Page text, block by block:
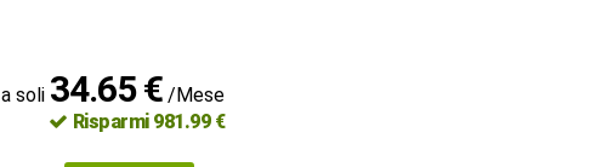
a soli 34.65 € /Mese
Risparmi 981.99 €